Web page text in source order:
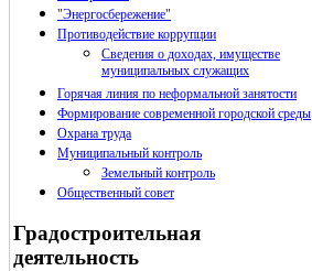
"Энергосбережение"
Противодействие коррупции
Сведения о доходах, имуществе
муниципальных служащих
Горячая линия по неформальной занятости
Формирование современной городской среды
Охрана труда
Муниципальный контроль
Земельный контроль
Общественный совет
Градостроительная
деятельность